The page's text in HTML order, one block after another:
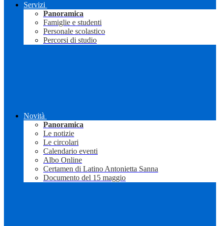
Servizi
Panoramica
Famiglie e studenti
Personale scolastico
Percorsi di studio
Novità
Panoramica
Le notizie
Le circolari
Calendario eventi
Albo Online
Certamen di Latino Antonietta Sanna
Documento del 15 maggio